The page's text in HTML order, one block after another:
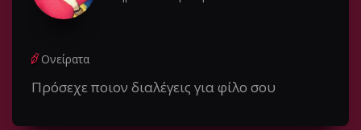
Ονείρατα
Πρόσεχε ποιον διαλέγεις για φίλο σου